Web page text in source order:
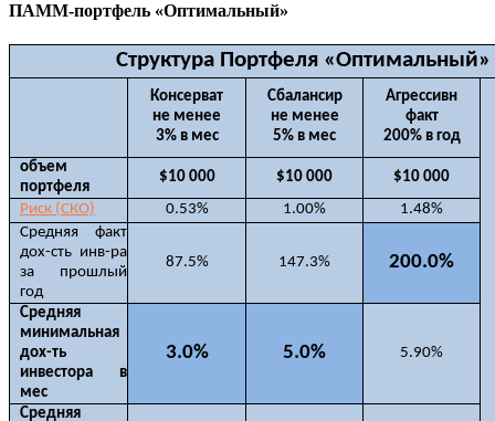
ПАММ-портфель «Оптимальный»
Структура Портфеля «Оптимальный»
Консерват
не менее
3% в мес
Сбалансир
не менее
5% в мес
Агрессивн
факт
200% в год
объем
портфеля
$10 000 $10 000
$10 000
Риск (СКО)
0.53% 1.00%
1.48%
Средняя факт
дох-сть инв-ра
за прошлый
год
87.5% 147.3% 200.0%
Средняя
минимальная
дох-ть
инвестора в
мес
3.0% 5.0% 5.90%
Средняя